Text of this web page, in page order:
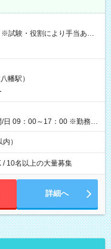
前払い）オプションあ
週間ほどで給与の一部を受け
（休憩1時間） 時給1,300円
日の役割により時給＋100
（休憩なし） 時給1,300
円＋交通費 【試用期
幡駅）
/日 09：00～17：00 ※勤務時
）
/ 10名以上の大量募集
詳細へ